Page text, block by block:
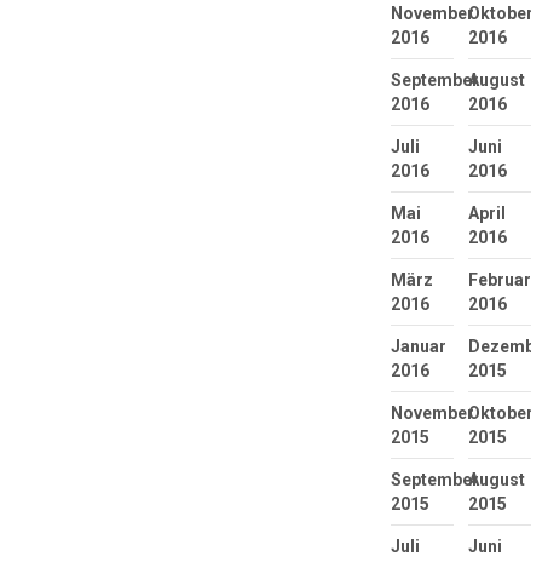
November
2016
Oktober
2016
September
2016
August
2016
Juli
2016
Juni
2016
Mai
2016
April
2016
März
2016
Februar
2016
Januar
2016
2015
November
2015
Oktober
2015
September
2015
August
2015
Juli
Juni